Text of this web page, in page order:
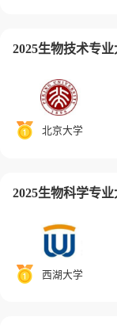
2025生物技术专
北京大学
2025生物科学专
西湖大学